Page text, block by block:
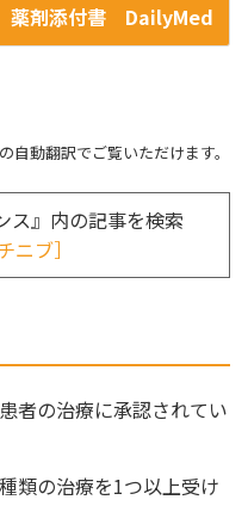
薬剤添付書 DailyMed
動翻訳でご覧いただけます。
ス』内の記事を検索
ブ］
者の治療に承認されてい
類の治療を1つ以上受け